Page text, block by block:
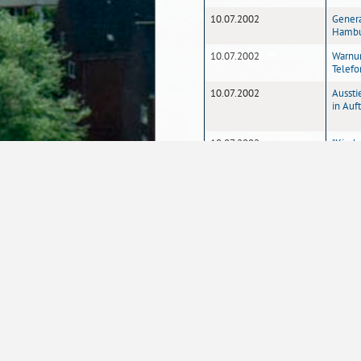
10.07.2002
10.07.2002
10.07.2002
in
10.07.2002